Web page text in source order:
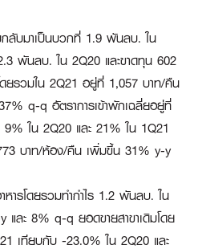
กลับมาเป็นบวกที่ 1.9 พันลบ. ใน
พันลบ. ใน 2Q20 และขาดทุน 602
ยรวมใน 2Q21 อยู่ที่ 1,057 บาท/คืน
q-q อัตราการเข้าพักเฉลี่ยอยู่ที่
ใน 2Q20 และ 21% ใน 1Q21
บาท/ห้อง/คืน เพิ่มขึ้น 31% y-y
ารโดยรวมทำกำไร 1.2 พันลบ. ใน
ละ 8% q-q ยอดขายสาขาเดิมโดย
เทียบกับ -23.0% ใน 2Q20 และ